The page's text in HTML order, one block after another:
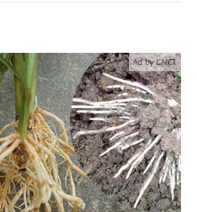
Ad by CNCT